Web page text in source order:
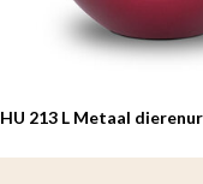
HU 213 L Metaal